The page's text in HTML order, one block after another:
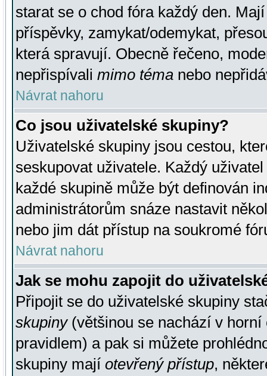
starat se o chod fóra každý den.
příspěvky, zamykat/odemykat,
která spravují. Obecně řečeno,
nepřispívali mimo téma nebo
Návrat nahoru
Co jsou uživatelské skupiny?
Uživatelské skupiny jsou cestou,
seskupovat uživatele. Každý
každé skupině může být definován
administrátorům snáze nastavit
nebo jim dát přístup na soukromé
Návrat nahoru
Jak se mohu zapojit do
Připojit se do uživatelské skupiny
skupiny(většinou se nachází v horní
pravidlem) a pak si můžete
skupiny mají otevřený přístup,